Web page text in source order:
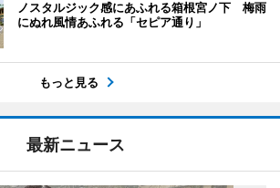
ノスタルジック感にあふれる箱根宮ノ下 梅雨
にぬれ風情あふれる「セピア通り」
もっと見る
最新ニュース